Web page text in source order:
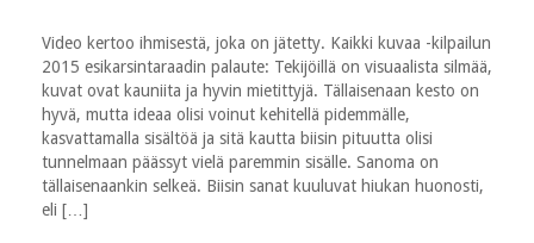
Video kertoo ihmisestä, joka on jätetty. Kaikki kuvaa -kilpailun
2015 esikarsintaraadin palaute: Tekijöillä on visuaalista silmää,
kuvat ovat kauniita ja hyvin mietittyjä. Tällaisenaan kesto on
hyvä, mutta ideaa olisi voinut kehitellä pidemmälle,
kasvattamalla sisältöä ja sitä kautta biisin pituutta olisi
tunnelmaan päässyt vielä paremmin sisälle. Sanoma on
tällaisenaankin selkeä. Biisin sanat kuuluvat hiukan huonosti,
eli […]